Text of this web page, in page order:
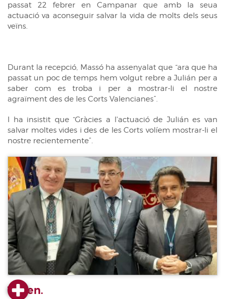
passat 22 febrer en Campanar que amb la seua
actuació va aconseguir salvar la vida de molts dels seus
veïns.
Durant la recepció, Massó ha assenyalat que “ara que ha
passat un poc de temps hem volgut rebre a Julián per a
saber com es troba i per a mostrar-li el nostre
agraïment des de les Corts Valencianes”.
I ha insistit que “Gràcies a l'actuació de Julián es van
salvar moltes vides i des de les Corts volíem mostrar-li el
nostre recientemente”.
17 gen.